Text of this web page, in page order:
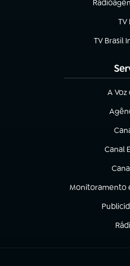
(abre em
TV
TV Brasil
(abre em
A Voz
(abre
(abre
Canal
(abre
Monitoramento
(abre em nova
(abre